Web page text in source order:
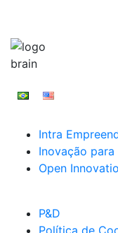
Intra
Inovação
Open
P&D
Política de